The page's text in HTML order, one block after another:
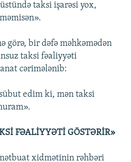
üstündə taksi işarəsi yox,
görə, bir dəfə məhkəmədən
taksi fəaliyyəti
cərimələnib:
edim ki, mən taksi
FƏALİYYƏTİ GÖSTƏRİR»
xidmətinin rəhbəri